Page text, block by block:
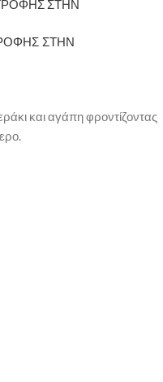
ΣΤΗΝ
και αγάπη φροντίζοντας